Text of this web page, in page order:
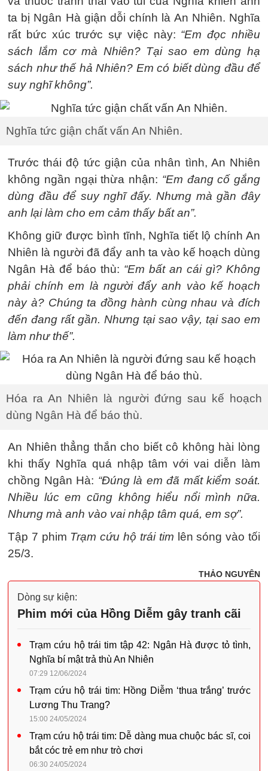
ta bị Ngân Hà giận dỗi chính là An Nhiên. Nghĩa
rất bức xúc trước sự việc này: “Em đọc nhiều
sách lắm cơ mà Nhiên? Tại sao em dùng hạ
sách như thế hả Nhiên? Em có biết dùng đầu để
suy nghĩ không”.
Nghĩa tức giận chất vấn An Nhiên.
Trước thái độ tức giận của nhân tình, An Nhiên
không ngần ngại thừa nhận: “Em đang cố gắng
dùng đầu để suy nghĩ đấy. Nhưng mà gần đây
anh lại làm cho em cảm thấy bất an”.
Không giữ được bình tĩnh, Nghĩa tiết lộ chính An
Nhiên là người đã đẩy anh ta vào kế hoạch dùng
Ngân Hà để báo thù: “Em bất an cái gì? Không
phải chính em là người đẩy anh vào kế hoạch
này à? Chúng ta đồng hành cùng nhau và đích
đến đang rất gần. Nhưng tại sao vậy, tại sao em
làm như thế”.
Hóa ra An Nhiên là người đứng sau kế hoạch
dùng Ngân Hà để báo thù.
An Nhiên thẳng thắn cho biết cô không hài lòng
khi thấy Nghĩa quá nhập tâm với vai diễn làm
chồng Ngân Hà: “Đúng là em đã mất kiểm soát.
Nhiều lúc em cũng không hiểu nổi mình nữa.
Nhưng mà anh vào vai nhập tâm quá, em sợ”.
Tập 7 phim Trạm cứu hộ trái tim lên sóng vào tối
25/3.
THẢO NGUYÊN
Dòng sự kiện:
Phim mới của Hồng Diễm gây tranh cãi
Trạm cứu hộ trái tim tập 42: Ngân Hà được tỏ tình,
Nghĩa bí mật trả thù An Nhiên
07:29 12/06/2024
Trạm cứu hộ trái tim: Hồng Diễm ‘thua trắng’ trước
Lương Thu Trang?
15:00 24/05/2024
Trạm cứu hộ trái tim: Dễ dàng mua chuộc bác sĩ, coi
bắt cóc trẻ em như trò chơi
06:30 24/05/2024